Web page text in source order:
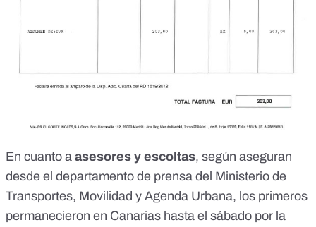
En cuanto a asesores y escoltas, según aseguran
desde el departamento de prensa del Ministerio de
Transportes, Movilidad y Agenda Urbana, los primeros
permanecieron en Canarias hasta el sábado por la